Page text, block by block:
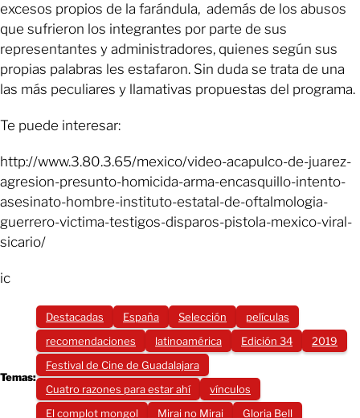
excesos propios de la farándula, además de los abusos
que sufrieron los integrantes por parte de sus
representantes y administradores, quienes según sus
propias palabras les estafaron. Sin duda se trata de una
las más peculiares y llamativas propuestas del programa.
Te puede interesar:
http://www.3.80.3.65/mexico/video-acapulco-de-juarez-
agresion-presunto-homicida-arma-encasquillo-intento-
asesinato-hombre-instituto-estatal-de-oftalmologia-
guerrero-victima-testigos-disparos-pistola-mexico-viral-
sicario/
ic
Temas:
Destacadas España Selección
películas
recomendaciones
latinoamérica Edición 34
2019
Festival de Cine de Guadalajara
Cuatro razones para estar ahí
vínculos
El complot mongol
Mirai no Mirai
Gloria Bell